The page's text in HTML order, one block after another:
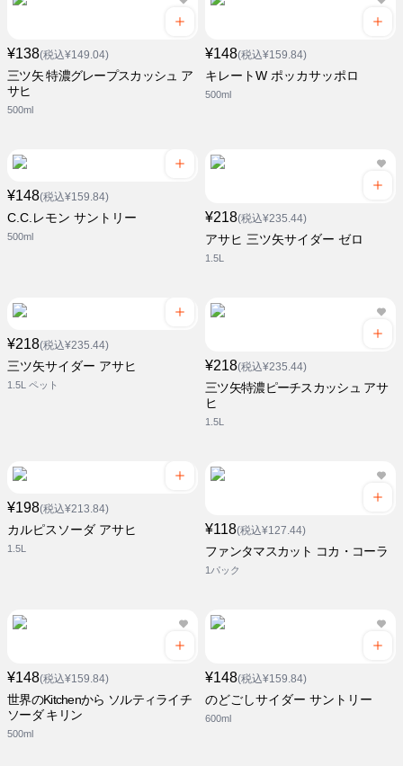
¥138(税込¥149.04)
三ツ矢 特濃グレープスカッシュ ア
サヒ
500ml
¥148(税込¥159.84)
キレートW ポッカサッポロ
500ml
¥148(税込¥159.84)
C.C.レモン サントリー
500ml
¥218(税込¥235.44)
アサヒ 三ツ矢サイダー ゼロ
1.5L
¥218(税込¥235.44)
三ツ矢サイダー アサヒ
1.5L ペット
¥218(税込¥235.44)
三ツ矢特濃ピーチスカッシュ アサ
ヒ
1.5L
¥198(税込¥213.84)
カルピスソーダ アサヒ
1.5L
¥118(税込¥127.44)
ファンタマスカット コカ・コーラ
1パック
¥148(税込¥159.84)
世界のKitchenから ソルティライチ
ソーダ キリン
500ml
¥148(税込¥159.84)
のどごしサイダー サントリー
600ml